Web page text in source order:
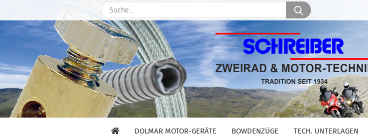
E-Mail
Passwort
Suche...
DOLMAR MOTOR-GERÄTE BOWDENZÜGE TECH. UNTERLAGEN